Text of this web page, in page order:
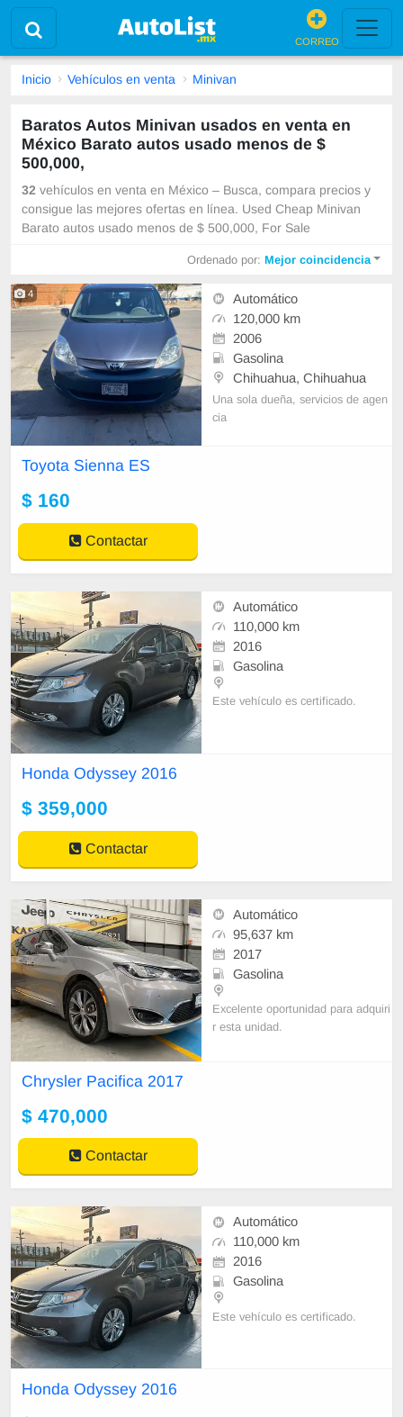
CORREO
Inicio Vehículos en venta Minivan
Baratos Autos Minivan usados en venta en
México Barato autos usado menos de $
500,000,
32 vehículos en venta en México – Busca, compara precios y
consigue las mejores ofertas en línea. Used Cheap Minivan
Barato autos usado menos de $ 500,000, For Sale
Ordenado por:Mejor coincidencia
4
Automático
120,000 km
2006
Gasolina
Chihuahua, Chihuahua
Una sola dueña, servicios de agen
cia
Toyota Sienna ES
$ 160
Contactar
Automático
110,000 km
2016
Gasolina
Este vehículo es certificado.
Honda Odyssey 2016
$ 359,000
Contactar
Automático
95,637 km
2017
Gasolina
Excelente oportunidad para adquiri
r esta unidad.
Chrysler Pacifica 2017
$ 470,000
Contactar
Automático
110,000 km
2016
Gasolina
Este vehículo es certificado.
Honda Odyssey 2016